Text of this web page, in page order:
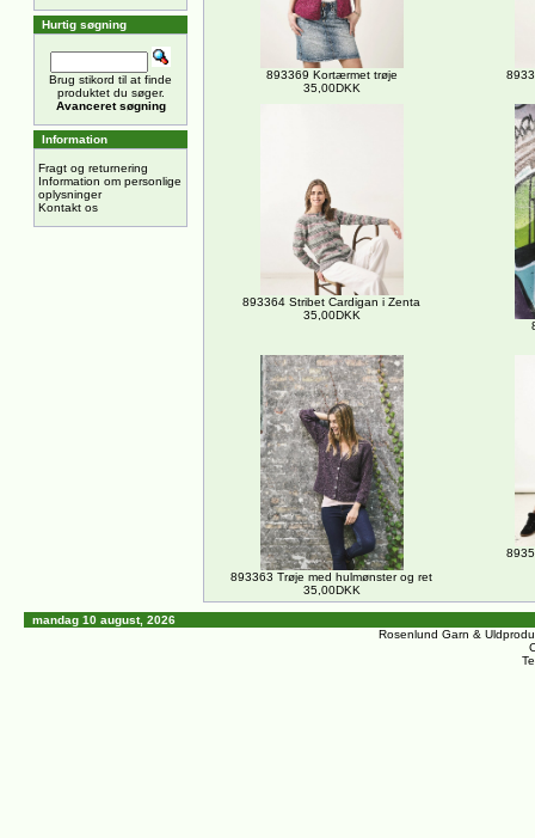
Hurtig søgning
Brug stikord til at finde
produktet du søger.
Avanceret søgning
Information
Fragt og returnering
Information om personlige
oplysninger
Kontakt os
893369 Kortærmet trøje
35,00DKK
893364 Stribet Cardigan i Zenta
35,00DKK
893363 Trøje med hulmønster og ret
35,00DKK
mandag 10 august, 2026
Rosenlund Garn &